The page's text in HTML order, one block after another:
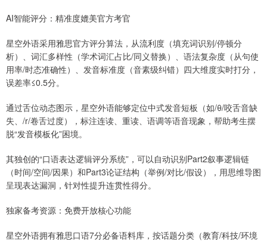
AI智能评分：精准度媲美官方考官
星空外语采用雅思官方评分算法，从流利度（填充词识别/停顿分
析）、词汇多样性（学术词汇占比/同义替换）、语法复杂度（从句使
用率/时态准确性）、发音标准度（音素级纠错）四大维度实时打分，
误差率≤0.5分。
通过舌位动态图示，星空外语能够定位中式发音短板（如/θ/咬舌音缺
失、/r/卷舌过度），标注连读、重读、语调等语音现象，帮助考生摆
脱“发音模板化”困境。
其独创的“口语表达逻辑评分系统”，可以自动识别Part2叙事逻辑链
（时间/空间/因果）和Part3论证结构（举例/对比/假设），用思维导图
呈现表达漏洞，针对性提升连贯性得分。
独家备考资源：免费开放核心功能
星空外语拥有雅思口语7分必备语料库，按话题分类（教育/科技/环境